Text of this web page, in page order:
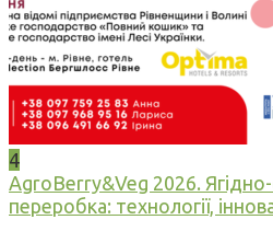
4
AgroBerry&Veg 2026.
переробка: технології,